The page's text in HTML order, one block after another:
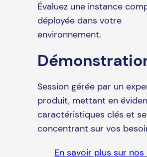
Évaluez une instance
déployée dans votre
environnement.
Session gérée par un
produit, mettant en
caractéristiques clés et se
concentrant sur vos
En savoir plus sur